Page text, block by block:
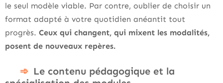
le seul modèle viable. Par contre, oublier de choisir un
format adapté à votre quotidien anéantit tout
progrès. Ceux qui changent, qui mixent les modalités,
posent de nouveaux repères.
Le contenu pédagogique et la